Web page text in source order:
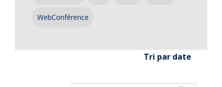
WebConférence
Tri par date